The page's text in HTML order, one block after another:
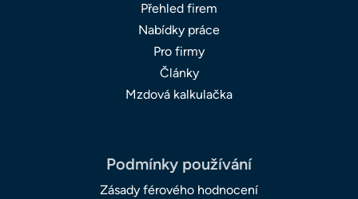
Přehled firem
Nabídky práce
Pro firmy
Články
Mzdová kalkulačka
Podmínky používání
Zásady férového hodnocení